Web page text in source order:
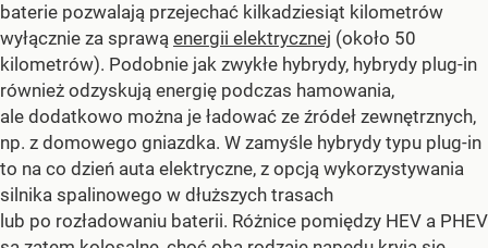
baterie pozwalają przejechać kilkadziesiąt kilometrów
wyłącznie za sprawą energii elektrycznej (około 50
kilometrów). Podobnie jak zwykłe hybrydy, hybrydy plug-in
również odzyskują energię podczas hamowania,
ale dodatkowo można je ładować ze źródeł zewnętrznych,
np. z domowego gniazdka. W zamyśle hybrydy typu plug-in
to na co dzień auta elektryczne, z opcją wykorzystywania
silnika spalinowego w dłuższych trasach
lub po rozładowaniu baterii. Różnice pomiędzy HEV a PHEV